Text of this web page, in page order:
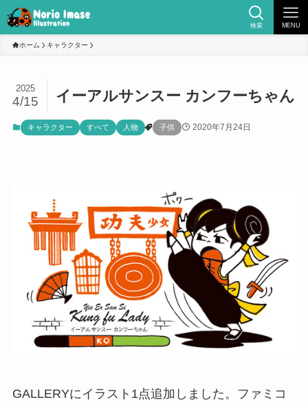
検索 MENU
ホーム キャラクター
イーアルサンスー カンフーちゃん
2025
4/15
キャラクター すべて 人物 子供 2020年7月24日
GALLERYにイラスト1点追加しました。ファミコ